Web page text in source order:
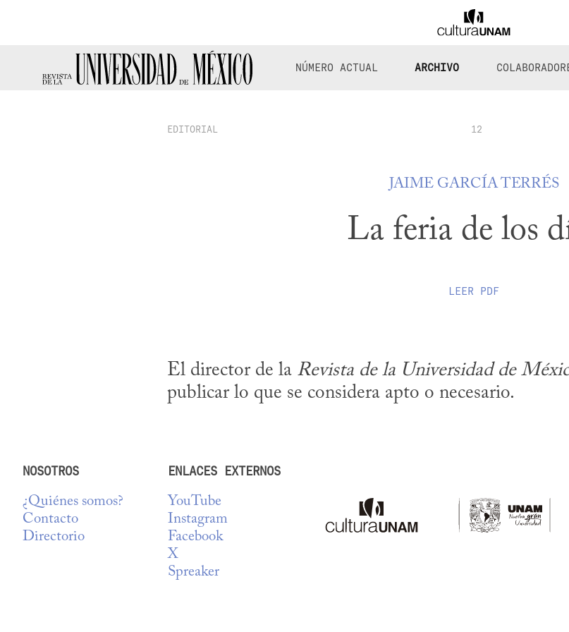
NÚMERO ACTUAL ARCHIVO
EDITORIAL 12
JAIME GARCÍA TERRÉS
La feria de los
LEER PDF
El director de la Revista de la Universidad de
publicar lo que se considera apto o necesario.
NOSOTROS
¿Quiénes somos?
Contacto
Directorio
ENLACES EXTERNOS
YouTube
Instagram
Facebook
X
Spreaker